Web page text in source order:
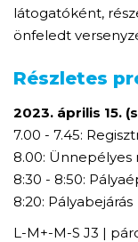
látogatóként,
önfeledt
Részletes
2023. április 15.
7.00 - 7.45:
8.00: Ünnepélyes
8:30 - 8:50:
8:20: Pályabejárás
L-M+-M-S J3 |